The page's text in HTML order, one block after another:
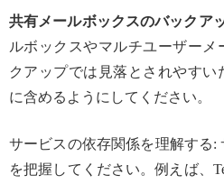
共有メールボックスのバックア
ルボックスやマルチユーザーメ
クアップでは見落とされやす
に含めるようにしてください。
サービスの依存関係を理解する:
を把握してください。例えば、